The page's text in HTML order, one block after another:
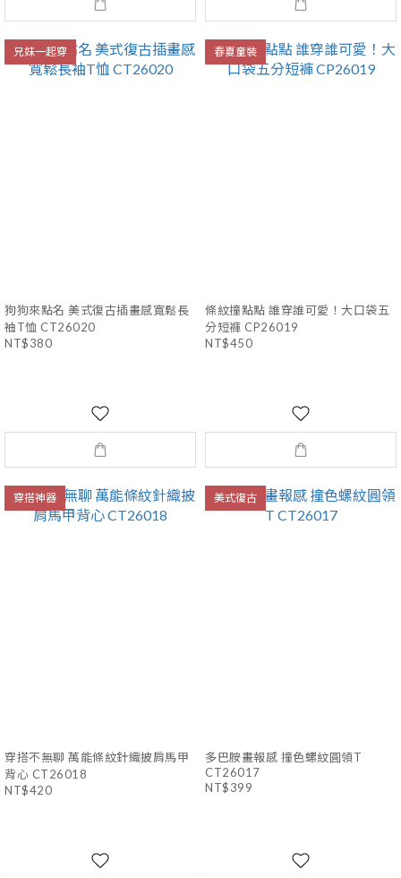
兄妹一起穿
狗狗來點名 美式復古插畫感寬鬆長
袖T恤 CT26020
NT$380
春夏童裝
條紋撞點點 誰穿誰可愛！大口袋五
分短褲 CP26019
NT$450
穿搭神器
穿搭不無聊 萬能條紋針織披肩馬甲
背心 CT26018
NT$420
美式復古
多巴胺畫報感 撞色螺紋圓領T
CT26017
NT$399